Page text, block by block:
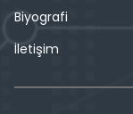
Biyografi
İletişim